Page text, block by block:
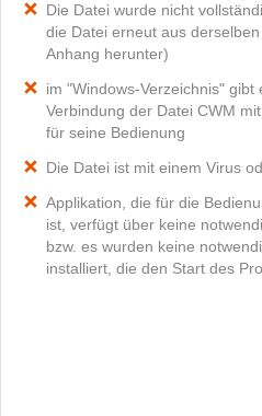
Die Datei wurde nicht
die Datei erneut aus
Anhang herunter)
im "Windows-Verzeichnis"
Verbindung der Datei CWM
für seine Bedienung
Die Datei ist mit einem Virus
Applikation, die für die
ist, verfügt über keine
bzw. es wurden keine
installiert, die den Start des